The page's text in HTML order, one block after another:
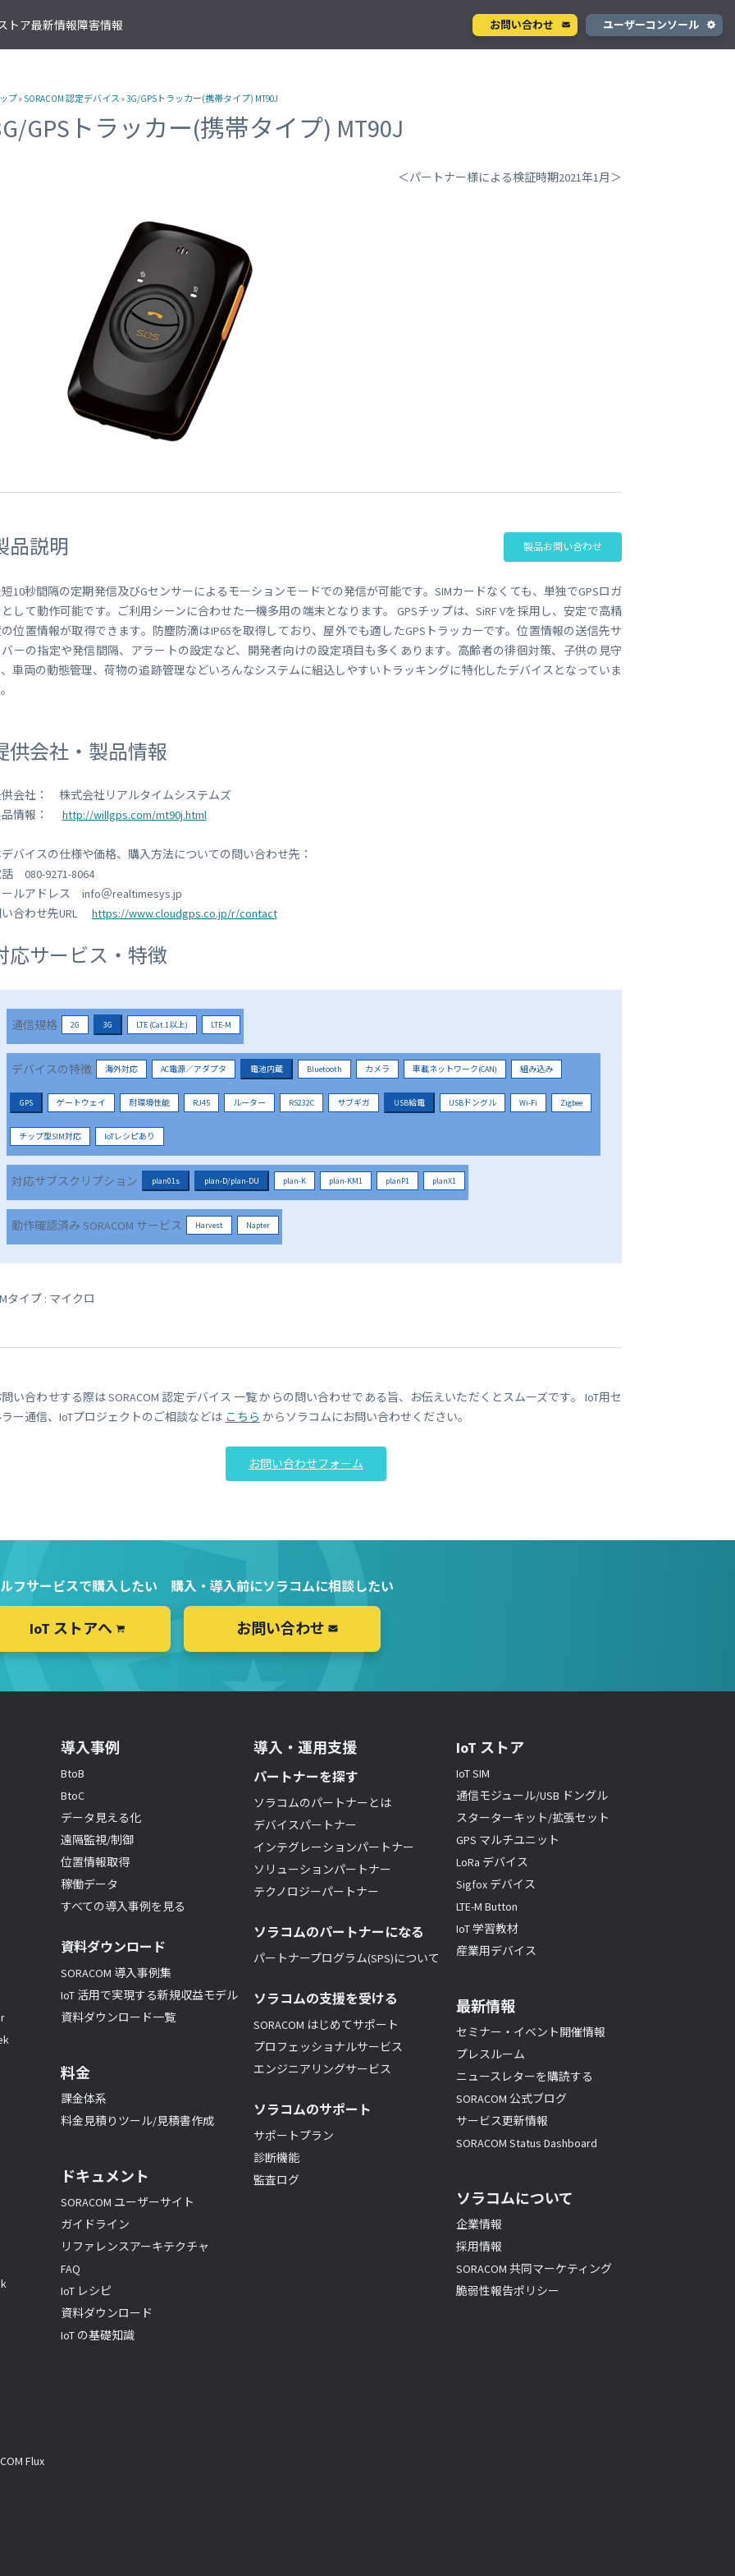
お問い合わせ ユーザーコンソール
トア最新情報障害情報
トワークゲートウェイ
ンドリモートアクセス
ンドパケットキャプチャ
データ転送支援
SORACOM Beam
SORACOM Funk
データ収集・蓄積
SORACOM Harvest
デバイス管理
SORACOM Inventory
セキュアプロビジョニング
SORACOM Krypton
ダッシュボード作成/共有
SORACOM Lagoon
生成 AI サービス
衛星メッセージングサービス
RFID 実証実験
SORACOM 導入事例集
IoT活用で実現する新規収益モデル
資料ダウンロード一覧
SORACOM はじめてサポート
IoT プロジェクトの“壁打ち”支援
ソラコムのサポート
サポートプラン
診断機能
監査ログ
IoT SIM
組込み通信モジュール・アンテナ
GPS トラッカー
IoT パッケージソリューション
IoT ボタン
IoT 開発ボード
クラウド型カメラ「ソラカメ」
IoT 学習書籍
株式会社ソラコム Facebook ページ
SORACOM YouTube チャンネル
プ» SORACOM 認定デバイス »3G/GPSトラッカー(携帯タイプ) MT90J
GPSトラッカー(携帯タイプ) MT90J
＜パートナー様による検証時期2021年1月＞
品説明 製品お問い合わせ
10秒間隔の定期発信及びGセンサーによるモーションモードでの発信が可能です。SIMカードなくても、単独でGPSロガ
して動作可能です。ご利用シーンに合わせた一機多用の端末となります。 GPSチップは、SiRF Vを採用し、安定で高精
位置情報が取得できます。防塵防滴はIP65を取得しており、屋外でも適したGPSトラッカーです。位置情報の送信先サ
ーの指定や発信間隔、アラートの設定など、開発者向けの設定項目も多くあります。高齢者の徘徊対策、子供の見守
車両の動態管理、荷物の追跡管理などいろんなシステムに組込しやすいトラッキングに特化したデバイスとなっていま
供会社・製品情報
会社： 株式会社リアルタイムシステムズ
品情報：
http://willgps.com/mt90j.html
バイスの仕様や価格、購入方法についての問い合わせ先：
080-9271-8064
ルアドレス info＠realtimesys.jp
合わせ先URL
https://www.cloudgps.co.jp/r/contact
応サービス・特徴
通信規格 2G 3G LTE (Cat.1以上) LTE-M
デバイスの特徴 海外対応 AC電源／アダプタ 電池内蔵 Bluetooth カメラ 車載ネットワーク(CAN) 組み込み
GPS ゲートウェイ 耐環境性能 RJ45 ルーター RS232C サブギガ USB給電 USBドングル Wi-Fi Zigbee
チップ型SIM対応 IoTレシピあり
対応サブスクリプション plan01s plan-D/plan-DU plan-K plan-KM1 planP1 planX1
動作確認済み SORACOM サービス Harvest Napter
タイプ : マイクロ
い合わせする際は SORACOM 認定デバイス 一覧 からの問い合わせである旨、お伝えいただくとスムーズです。 IoT用セ
ー通信、IoTプロジェクトのご相談などは こちら からソラコムにお問い合わせください。
お問い合わせフォーム
フサービスで購入したい
IoT ストアへ
購入・導入前にソラコムに相談したい
お問い合わせ
Flux
導入事例
BtoB
BtoC
データ見える化
遠隔監視/制御
位置情報取得
稼働データ
すべての導入事例を見る
資料ダウンロード
SORACOM 導入事例集
IoT 活用で実現する新規収益モデル
資料ダウンロード一覧
料金
課金体系
料金見積りツール/見積書作成
ドキュメント
SORACOM ユーザーサイト
ガイドライン
リファレンスアーキテクチャ
FAQ
IoT レシピ
資料ダウンロード
IoT の基礎知識
導入・運用支援
パートナーを探す
ソラコムのパートナーとは
デバイスパートナー
インテグレーションパートナー
ソリューションパートナー
テクノロジーパートナー
ソラコムのパートナーになる
パートナープログラム(SPS)について
ソラコムの支援を受ける
SORACOM はじめてサポート
プロフェッショナルサービス
エンジニアリングサービス
ソラコムのサポート
サポートプラン
診断機能
監査ログ
IoT ストア
IoT SIM
通信モジュール/USB ドングル
スターターキット/拡張セット
GPS マルチユニット
LoRa デバイス
Sigfox デバイス
LTE-M Button
IoT 学習教材
産業用デバイス
最新情報
セミナー・イベント開催情報
プレスルーム
ニュースレターを購読する
SORACOM 公式ブログ
サービス更新情報
SORACOM Status Dashboard
ソラコムについて
企業情報
採用情報
SORACOM 共同マーケティング
脆弱性報告ポリシー